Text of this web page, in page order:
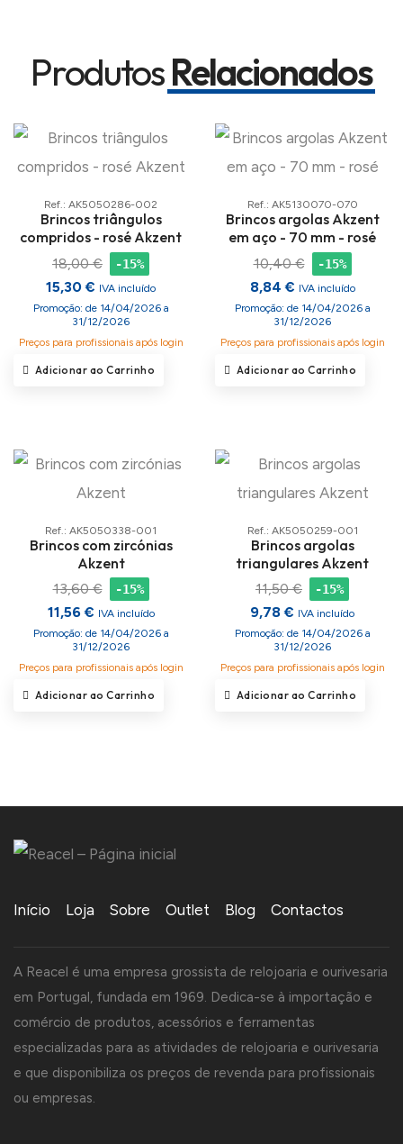
ProdutosRelacionados
Ref.: AK5050286-002
Brincos triângulos
compridos - rosé Akzent
18,00 € -15%
15,30 € IVA incluído
Promoção: de 14/04/2026 a
31/12/2026
Preços para profissionais após login
Adicionar ao Carrinho
Ref.: AK5130070-070
Brincos argolas Akzent
em aço - 70 mm - rosé
10,40 € -15%
8,84 € IVA incluído
Promoção: de 14/04/2026 a
31/12/2026
Preços para profissionais após login
Adicionar ao Carrinho
Ref.: AK5050338-001
Brincos com zircónias
Akzent
13,60 € -15%
11,56 € IVA incluído
Promoção: de 14/04/2026 a
31/12/2026
Preços para profissionais após login
Adicionar ao Carrinho
Ref.: AK5050259-001
Brincos argolas
triangulares Akzent
11,50 € -15%
9,78 € IVA incluído
Promoção: de 14/04/2026 a
31/12/2026
Preços para profissionais após login
Adicionar ao Carrinho
Início Loja Sobre Outlet Blog Contactos
A Reacel é uma empresa grossista de relojoaria e ourivesaria
em Portugal, fundada em 1969. Dedica-se à importação e
comércio de produtos, acessórios e ferramentas
especializadas para as atividades de relojoaria e ourivesaria
e que disponibiliza os preços de revenda para profissionais
ou empresas.